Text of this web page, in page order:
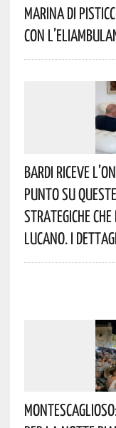
Marina Di
Con
Bardi Riceve
Punto Su
Strategiche
Lucano. I